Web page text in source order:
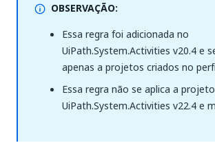
OBSERVAÇÃO:
Essa regra foi adicionada no
UiPath.System.Activities v20.4 e
apenas a projetos criados no
Essa regra não se aplica a
UiPath.System.Activities v22.4 e